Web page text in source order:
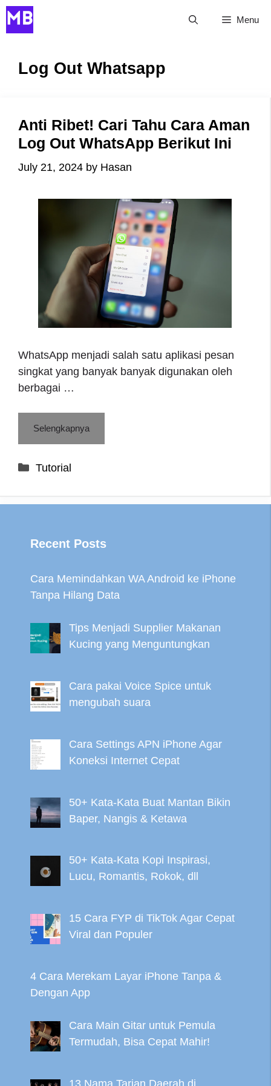
Skip
to
Menu
Log Out Whatsapp
Anti Ribet! Cari Tahu Cara Aman
Log Out WhatsApp Berikut Ini
July 21, 2024 by Hasan
WhatsApp menjadi salah satu aplikasi pesan
singkat yang banyak banyak digunakan oleh
berbagai …
Selengkapnya
Categories
Tutorial
Recent Posts
Cara Memindahkan WA Android ke iPhone
Tanpa Hilang Data
Tips Menjadi Supplier Makanan
Kucing yang Menguntungkan
Cara pakai Voice Spice untuk
mengubah suara
Cara Settings APN iPhone Agar
Koneksi Internet Cepat
50+ Kata-Kata Buat Mantan Bikin
Baper, Nangis & Ketawa
50+ Kata-Kata Kopi Inspirasi,
Lucu, Romantis, Rokok, dll
15 Cara FYP di TikTok Agar Cepat
Viral dan Populer
4 Cara Merekam Layar iPhone Tanpa &
Dengan App
Cara Main Gitar untuk Pemula
Termudah, Bisa Cepat Mahir!